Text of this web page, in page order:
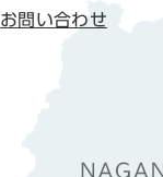
お問い合わせ